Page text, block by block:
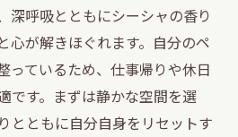
でシーシャを満喫するコツ
ャ空間の見分け方と体験談
ーシャ空間の選び方ガイド
シーシャ交流の楽しみ方
深呼吸とともにシーシャの香り
心が解きほぐれます。自分のペ
っているため、仕事帰りや休日
です。まずは静かな空間を選
とともに自分自身をリセットす